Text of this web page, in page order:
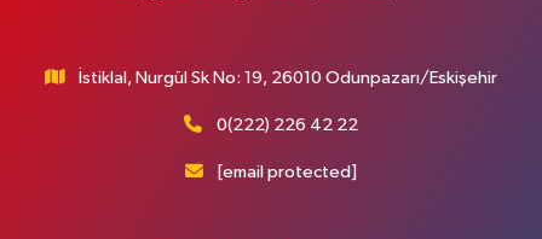
İstiklal, Nurgül Sk No: 19, 26010 Odunpazarı/Eskişehir
0(222) 226 42 22
[email protected]